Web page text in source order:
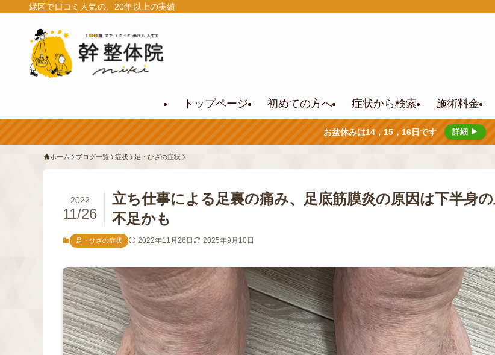
緑区で口コミ人気の、20年以上の実績
トップページ 初めての方へ 症状から検索 施術料金
お盆休みは14，15，16日です 詳細 ▶
ホーム ブログ一覧 症状 足・ひざの症状
立ち仕事による足裏の痛み、足底筋膜炎の原因は下半身
不足かも
2022
11/26
足・ひざの症状 2022年11月26日 2025年9月10日